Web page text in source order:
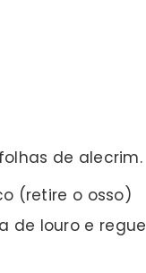
de alecrim.
(retire o osso)
de louro e regue